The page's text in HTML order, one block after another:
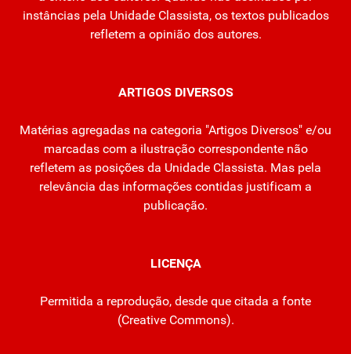
instâncias pela Unidade Classista, os textos publicados
refletem a opinião dos autores.
ARTIGOS DIVERSOS
Matérias agregadas na categoria "Artigos Diversos" e/ou
marcadas com a ilustração correspondente não
refletem as posições da Unidade Classista. Mas pela
relevância das informações contidas justificam a
publicação.
LICENÇA
Permitida a reprodução, desde que citada a fonte
(Creative Commons).